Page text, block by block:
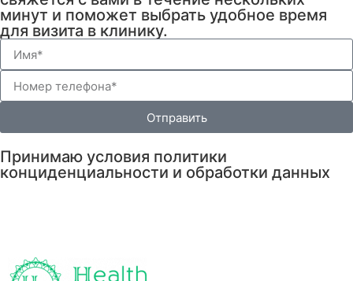
минут и поможет выбрать удобное время
для визита в клинику.
Отправить
Принимаю условия политики
конциденциальности и обработки данных